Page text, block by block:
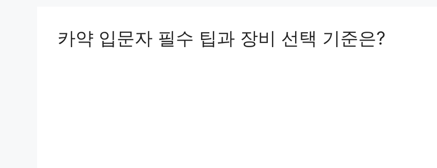
카약 입문자 필수 팁과 장비 선택 기준은?